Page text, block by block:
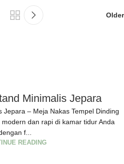
Older
Minimalis Jepara
Jepara – Meja Nakas Tempel Dinding
dan rapi di kamar tidur Anda
f...
READING